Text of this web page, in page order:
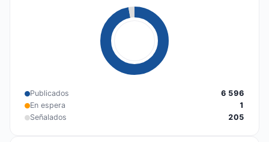
Publicados
6 596
En espera
1
Señalados
205